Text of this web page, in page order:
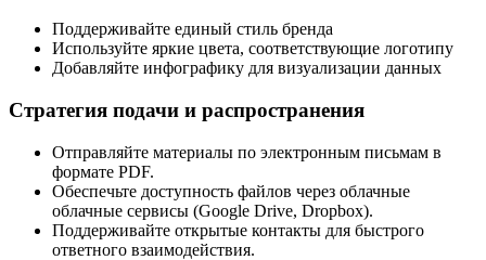
Поддерживайте единый стиль бренда
Используйте яркие цвета, соответствующие логотипу
Добавляйте инфографику для визуализации данных
Стратегия подачи и распространения
Отправляйте материалы по электронным письмам в
формате PDF.
Обеспечьте доступность файлов через облачные
облачные сервисы (Google Drive, Dropbox).
Поддерживайте открытые контакты для быстрого
ответного взаимодействия.